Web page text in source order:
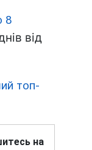
8
від
топ-
на